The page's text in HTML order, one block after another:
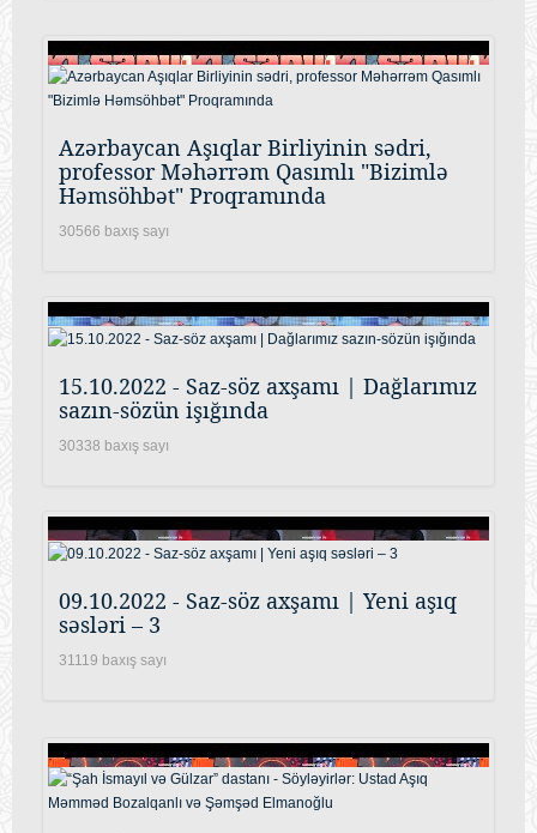
Azərbaycan Aşıqlar Birliyinin sədri,
professor Məhərrəm Qasımlı "Bizimlə
Həmsöhbət" Proqramında
30566 baxış sayı
15.10.2022 - Saz-söz axşamı | Dağlarımız
sazın-sözün işığında
30338 baxış sayı
09.10.2022 - Saz-söz axşamı | Yeni aşıq
səsləri – 3
31119 baxış sayı